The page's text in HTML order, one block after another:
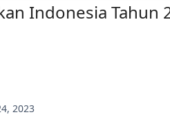
Indonesia Tahun
2023